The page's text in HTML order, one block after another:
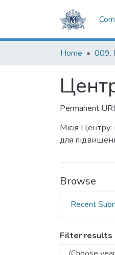
Home
Permanent
Місія Центру:
для
Browse
Recent
Filter results